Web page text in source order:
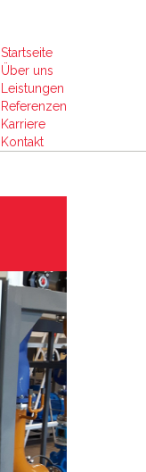
Startseite
Über uns
Leistungen
Referenzen
Karriere
Kontakt